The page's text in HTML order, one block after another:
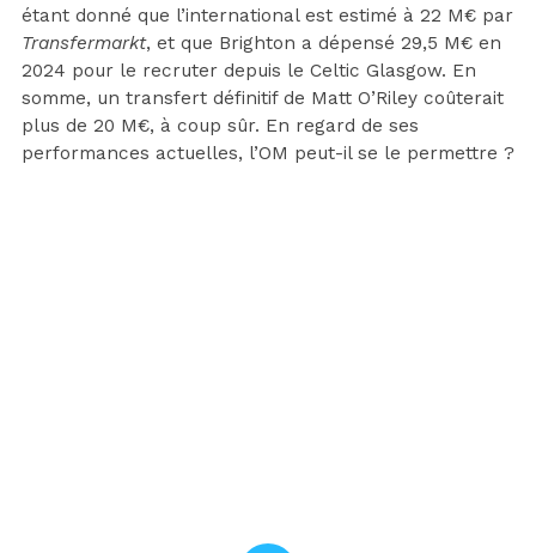
étant donné que l’international est estimé à 22 M€ par
Transfermarkt, et que Brighton a dépensé 29,5 M€ en
2024 pour le recruter depuis le Celtic Glasgow. En
somme, un transfert définitif de Matt O’Riley coûterait
plus de 20 M€, à coup sûr. En regard de ses
performances actuelles, l’OM peut-il se le permettre ?